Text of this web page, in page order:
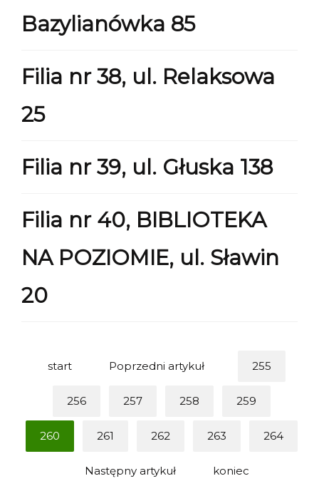
Bazylianówka 85
Filia nr 38, ul. Relaksowa
25
Filia nr 39, ul. Głuska 138
Filia nr 40, BIBLIOTEKA
NA POZIOMIE, ul. Sławin
20
start Poprzedni artykuł 255
256 257 258 259
260 261 262 263 264
Następny artykuł koniec